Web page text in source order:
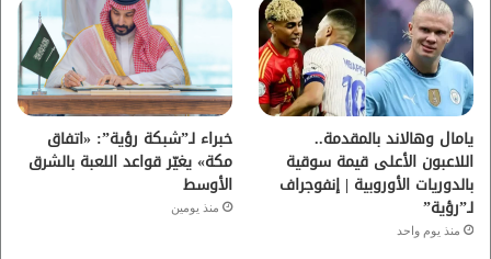
و
ك
ب
ق
ر
ا
م
يامال وهالاند بالمقدمة..
اللاعبون الأعلى قيمة سوقية
بالدوريات الأوروبية | إنفوجراف
لـ”رؤية”
منذ يوم واحد
خبراء لـ”شبكة رؤية”: «اتفاق
مكة» يغيّر قواعد اللعبة بالشرق
الأوسط
منذ يومين